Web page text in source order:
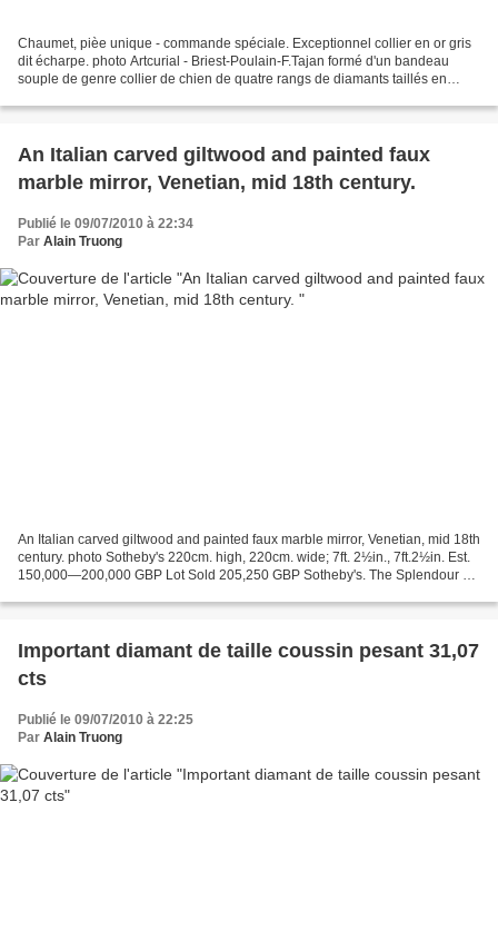
Chaumet, pièe unique - commande spéciale. Exceptionnel collier en or gris
dit écharpe. photo Artcurial - Briest-Poulain-F.Tajan formé d'un bandeau
souple de genre collier de chien de quatre rangs de diamants taillés en
An Italian carved giltwood and painted faux
marble mirror, Venetian, mid 18th century.
Publié le 09/07/2010 à 22:34
Par Alain Truong
An Italian carved giltwood and painted faux marble mirror, Venetian, mid 18th
century. photo Sotheby's 220cm. high, 220cm. wide; 7ft. 2½in., 7ft.2½in. Est.
150,000—200,000 GBP Lot Sold 205,250 GBP Sotheby's. The Splendour of
Important diamant de taille coussin pesant 31,07
cts
Publié le 09/07/2010 à 22:25
Par Alain Truong